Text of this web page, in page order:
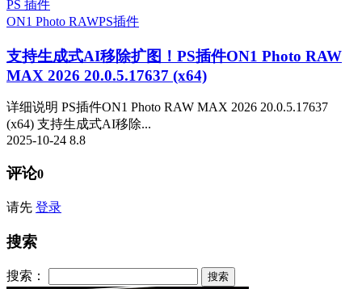
PS 插件
ON1 Photo RAWPS插件
支持生成式AI移除扩图！PS插件ON1 Photo RAW
MAX 2026 20.0.5.17637 (x64)
详细说明 PS插件ON1 Photo RAW MAX 2026 20.0.5.17637
(x64) 支持生成式AI移除...
2025-10-24 8.8
评论0
请先 登录
搜索
搜索：